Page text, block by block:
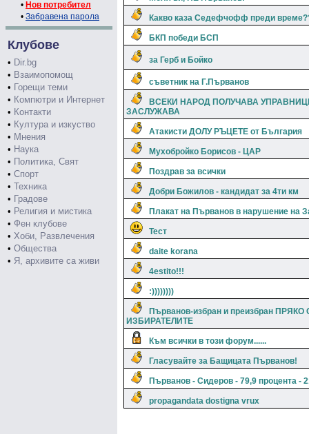
• Нов потребител
• Забравена парола
Клубове
• Dir.bg
• Взаимопомощ
• Горещи теми
• Компютри и Интернет
• Контакти
• Култура и изкуство
• Мнения
• Наука
• Политика, Свят
• Спорт
• Техника
• Градове
• Религия и мистика
• Фен клубове
• Хоби, Развлечения
• Общества
• Я, архивите са живи
Какво каза Седефчофф преди
БКП победи БСП
за Герб и Бойко
съветник на Г.Първанов
ВСЕКИ НАРОД ПОЛУЧАВА
ЗАСЛУЖАВА
Атакисти ДОЛУ РЪЦЕТЕ от България
Мухобройко Борисов - ЦАР
Поздрав за всички
Добри Божилов - кандидат за 4ти км
Плакат на Първанов в нарушение на
Тест
daite korana
4estito!!!
:))))))))
Първанов-избран и преизбран ПРЯКО
ИЗБИРАТЕЛИТЕ
Към всички в този форум......
Гласувайте за Бащицата Първанов!
Първанов - Сидеров - 79,9 процента -
propagandata dostigna vrux